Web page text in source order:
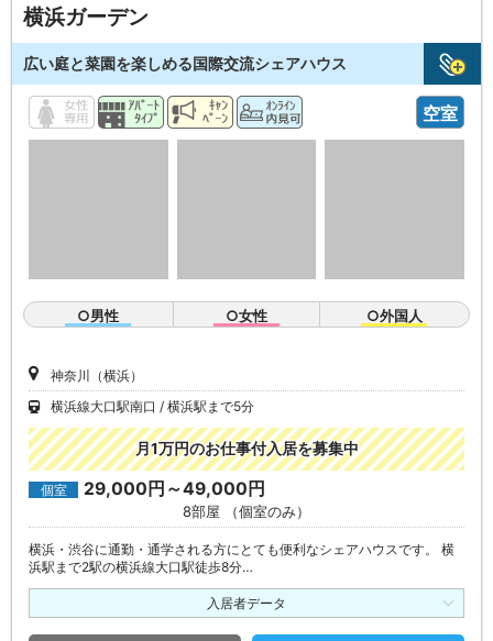
横浜ガーデン
広い庭と菜園を楽しめる国際交流シェアハウス
空室
○男性 ○女性 ○外国人
神奈川（横浜）
横浜線大口駅南口
横浜駅まで5分
月1万円のお仕事付入居を募集中
個室 29,000円～49,000円
8部屋 （個室のみ）
横浜・渋谷に通勤・通学される方にとても便利なシェアハウスです。 横
浜駅まで2駅の横浜線大口駅徒歩8分…
入居者データ